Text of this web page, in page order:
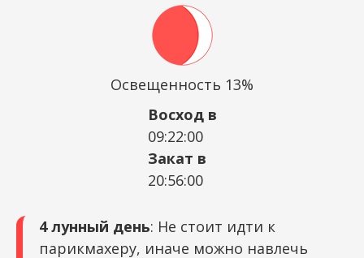
Освещенность 13%
Восход в
09:22:00
Закат в
20:56:00
4 лунный день: Не стоит идти к
парикмахеру, иначе можно навлечь